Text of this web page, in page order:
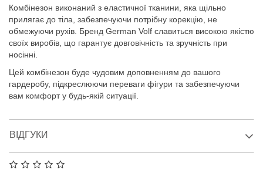
Комбінезон виконаний з еластичної тканини, яка щільно
прилягає до тіла, забезпечуючи потрібну корекцію, не
обмежуючи рухів. Бренд German Volf славиться високою якістю
своїх виробів, що гарантує довговічність та зручність при
носінні.
Цей комбінезон буде чудовим доповненням до вашого
гардеробу, підкреслюючи переваги фігури та забезпечуючи
вам комфорт у будь-якій ситуації.
ВІДГУКИ